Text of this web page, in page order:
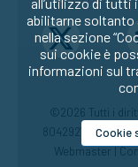
©2026 Tutti i
80429270582 |
Webmaster|
abilitarne soltanto
nella sezione
sui cookie è
informazioni sul
Cookie